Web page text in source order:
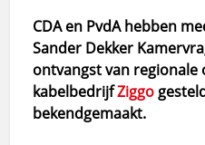
CDA en PvdA hebben
Sander Dekker
ontvangst van regionale
kabelbedrijfZiggo
bekendgemaakt.